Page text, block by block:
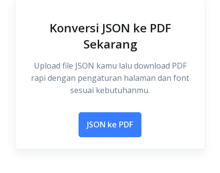
Konversi JSON ke PDF
Sekarang
Upload file JSON kamu lalu download PDF
rapi dengan pengaturan halaman dan font
sesuai kebutuhanmu.
JSON ke PDF